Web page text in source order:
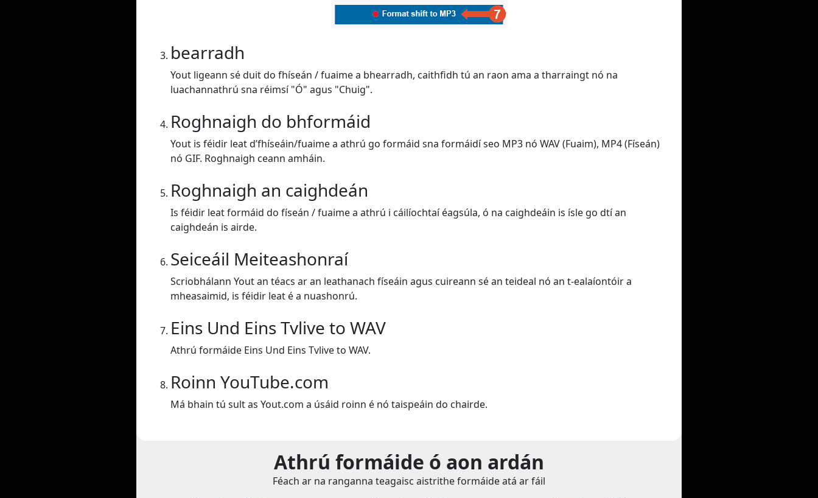
bearradh
Yout ligeann sé duit do fhíseán / fuaime a bhearradh, caithfidh tú an raon ama a tharraingt nó na
luachannathrú sna réimsí "Ó" agus "Chuig".
Roghnaigh do bhformáid
Yout is féidir leat d’fhíseáin/fuaime a athrú go formáid sna formáidí seo MP3 nó WAV (Fuaim), MP4 (Físeán)
nó GIF. Roghnaigh ceann amháin.
Roghnaigh an caighdeán
Is féidir leat formáid do físeán / fuaime a athrú i cáilíochtaí éagsúla, ó na caighdeáin is ísle go dtí an
caighdeán is airde.
Seiceáil Meiteashonraí
Scriobhálann Yout an téacs ar an leathanach físeáin agus cuireann sé an teideal nó an t-ealaíontóir a
mheasaimid, is féidir leat é a nuashonrú.
Eins Und Eins Tvlive to WAV
Athrú formáide Eins Und Eins Tvlive to WAV.
Roinn YouTube.com
Má bhain tú sult as Yout.com a úsáid roinn é nó taispeáin do chairde.
Athrú formáide ó aon ardán
Féach ar na ranganna teagaisc aistrithe formáide atá ar fáil